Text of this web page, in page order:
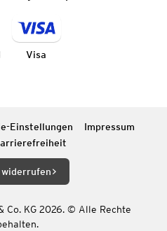
Visa
Einstellungen
Impressum
Co. KG 2026. © Alle Rechte